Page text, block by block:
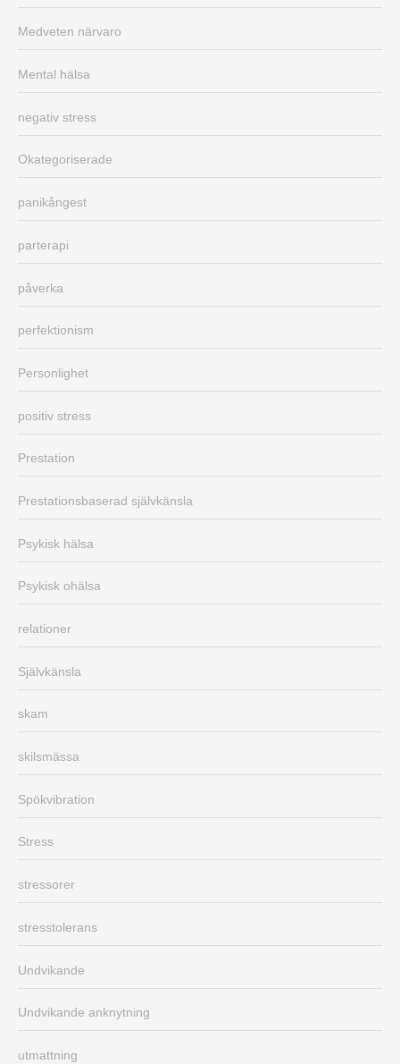
Medveten närvaro
Mental hälsa
negativ stress
Okategoriserade
panikångest
parterapi
påverka
perfektionism
Personlighet
positiv stress
Prestation
Prestationsbaserad självkänsla
Psykisk hälsa
Psykisk ohälsa
relationer
Självkänsla
skam
skilsmässa
Spökvibration
Stress
stressorer
stresstolerans
Undvikande
Undvikande anknytning
utmattning